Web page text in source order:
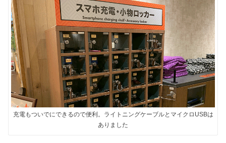
充電もついでにできるので便利。ライトニングケーブルとマイクロUSBは
ありました